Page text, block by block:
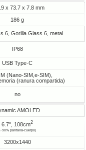
x 73.7 x 7.8 mm
186 g
6, Gorilla Glass 6, metal
IP68
USB Type-C
(Nano-SIM,e-SIM),
(ranura compartida)
no
AMOLED
6.7", 108cm2
pantalla-cuerpo)
3200x1440